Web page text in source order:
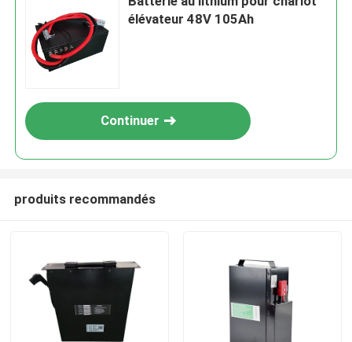
élévateur 48V 105Ah
Continuer
produits recommandés